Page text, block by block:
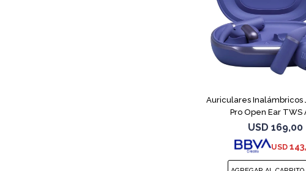
Auriculares Inalámbricos
Pro Open Ear TWS
USD 169,00
USD